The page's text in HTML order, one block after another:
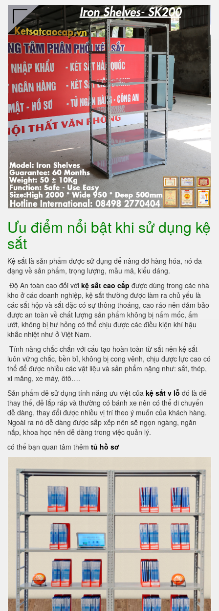
Ưu điểm nổi bật khi sử dụng kệ
sắt
Kệ sắt là sản phẩm được sử dụng để nâng đỡ hàng hóa, nó đa
dạng về sản phẩm, trọng lượng, mẫu mã, kiểu dáng.
Độ An toàn cao đối với kệ sắt cao cấp được dùng trong các nhà
kho ở các doanh nghiệp, kệ sắt thường được làm ra chủ yếu là
các sắt hộp và sắt đặc có sự thông thoáng, cao ráo nên đảm bảo
được an toàn về chất lượng sản phẩm không bị nấm mốc, ấm
ướt, không bị hư hỏng có thể chịu được các điều kiện khí hậu
khắc nhiệt như ở Việt Nam.
Tính năng chắc chắn với cấu tạo hoàn toàn từ sắt nên kệ sắt
luôn vững chắc, bền bỉ, không bị cong vênh, chịu được lực cao có
thể để được nhiều các vật liệu và sản phẩm nặng như: sắt, thép,
xi măng, xe máy, ôtô….
Sản phẩm dễ sử dụng tính năng ưu việt của kệ sắt v lỗ đó là dễ
thay thế, dễ lắp ráp và thường có bánh xe nên có thể di chuyển
dễ dàng, thay đổi được nhiều vị trí theo ý muốn của khách hàng.
Ngoài ra nó dễ dàng được sắp xếp nên sẽ ngọn ngàng, ngăn
nắp, khoa học nên dễ dàng trong việc quản lý.
có thể bạn quan tâm thêm tủ hồ sơ